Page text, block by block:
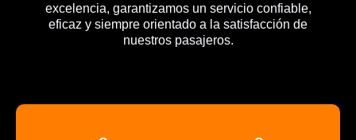
excelencia, garantizamos un servicio confiable,
eficaz y siempre orientado a la satisfacción de
nuestros pasajeros.